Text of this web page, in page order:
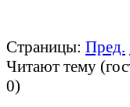
Страницы: Пред.
Читают тему
0)